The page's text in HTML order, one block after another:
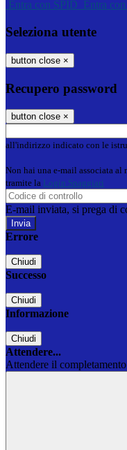
Entra con SPID Entra
Seleziona utente
button close ×
Recupero password
button close ×
all'indirizzo indicato con le
Non hai una e-mail associata al
tramite la Login Spaggiari
E-mail inviata, si prega di
Errore
Chiudi
Successo
Chiudi
Informazione
Chiudi
Attendere...
Attendere il